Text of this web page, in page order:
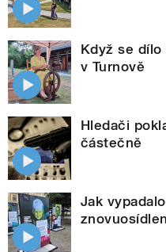
Když se dílo
v Turnově
Hledači
částečně
Jak